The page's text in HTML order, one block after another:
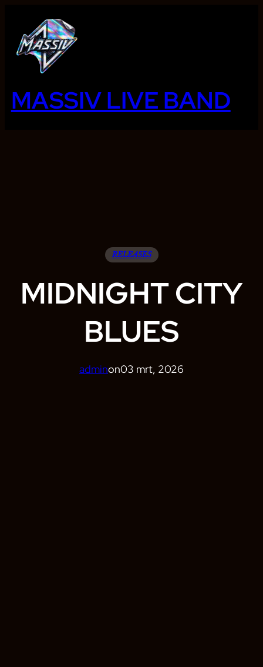
inhoud
MASSIV LIVE BAND
RELEASES
MIDNIGHT CITY
BLUES
adminon03 mrt, 2026